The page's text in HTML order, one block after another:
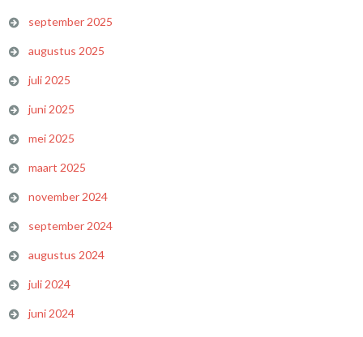
september 2025
augustus 2025
juli 2025
juni 2025
mei 2025
maart 2025
november 2024
september 2024
augustus 2024
juli 2024
juni 2024